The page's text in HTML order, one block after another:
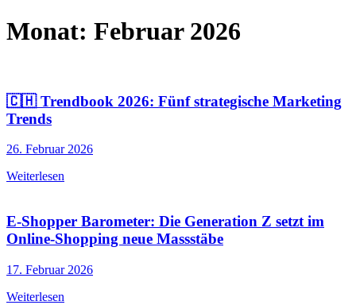
Monat: Februar 2026
🇨🇭 Trendbook 2026: Fünf strategische Marketing
Trends
26. Februar 2026
Weiterlesen
E-Shopper Barometer: Die Generation Z setzt im
Online-Shopping neue Massstäbe
17. Februar 2026
Weiterlesen